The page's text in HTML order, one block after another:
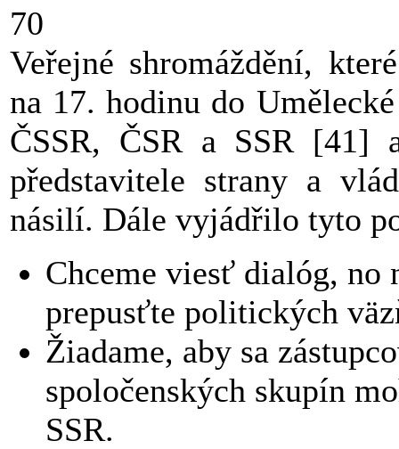
70
Veřejné shromáždění,
na 17. hodinu do
ČSSR, ČSR a SSR [41]
představitele strany a
násilí. Dále vyjádřilo tyto
Chceme viesť dialóg, no
prepusťte politických
Žiadame, aby sa
spoločenských skupín
SSR.